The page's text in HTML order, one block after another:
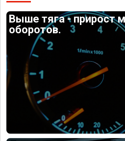
Выше тяга - прирост
оборотов.